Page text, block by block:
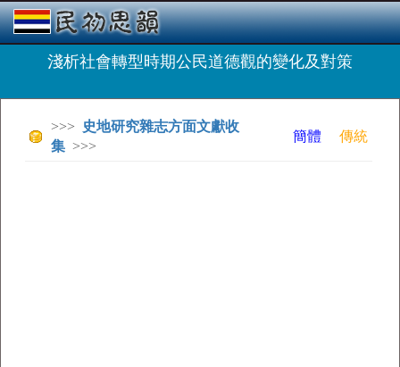
淺析社會轉型時期公民道德觀的變化及對策
>>>
史地研究雜志方面文獻收
集 >>>
簡體 傳統